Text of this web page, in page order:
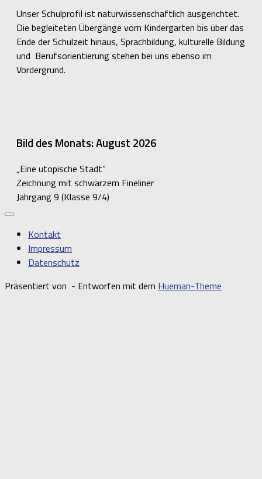
Unser Schulprofil ist naturwissenschaftlich ausgerichtet.
Die begleiteten Übergänge vom Kindergarten bis über das
Ende der Schulzeit hinaus, Sprachbildung, kulturelle Bildung
und Berufsorientierung stehen bei uns ebenso im
Vordergrund.
Bild des Monats: August 2026
„Eine utopische Stadt“
Zeichnung mit schwarzem Fineliner
Jahrgang 9 (Klasse 9/4)
Kontakt
Impressum
Datenschutz
Präsentiert von - Entworfen mit dem Hueman-Theme